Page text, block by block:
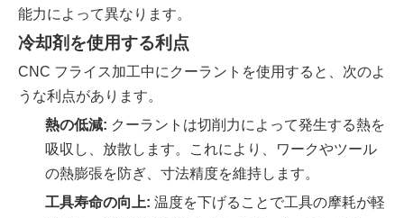
能力によって異なります。
冷却剤を使用する利点
CNC フライス加工中にクーラントを使用すると、次のよ
うな利点があります。
熱の低減: クーラントは切削力によって発生する熱を
吸収し、放散します。これにより、ワークやツール
の熱膨張を防ぎ、寸法精度を維持します。
工具寿命の向上: 温度を下げることで工具の摩耗が軽